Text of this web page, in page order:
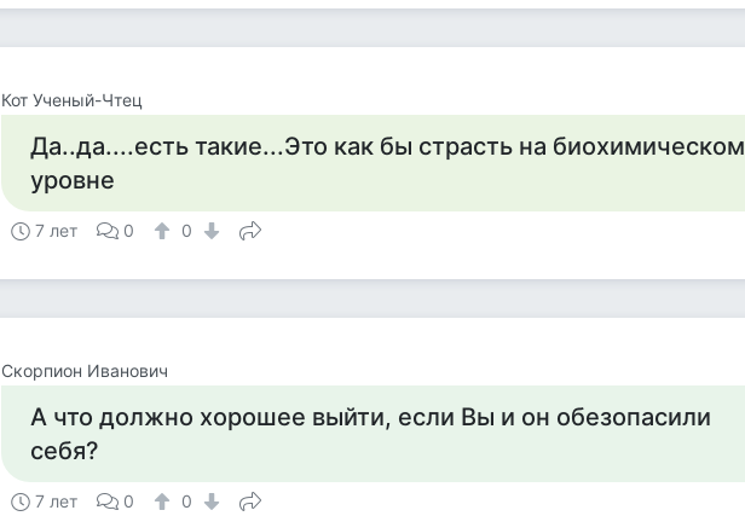
Кот Ученый-Чтец
Да..да....есть такие...Это как бы страсть на биохимическом
уровне
7 лет 0 0
Скорпион Иванович
А что должно хорошее выйти, если Вы и он обезопасили
себя?
7 лет 0 0